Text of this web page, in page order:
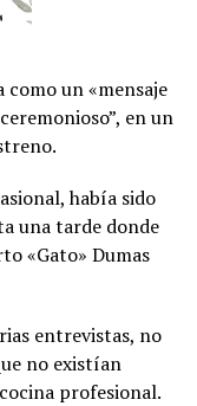
un «mensaje
en un
había sido
una tarde donde
«Gato» Dumas
entrevistas, no
no existían
profesional.